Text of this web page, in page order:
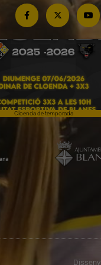
Cloenda de temporada
Disseny